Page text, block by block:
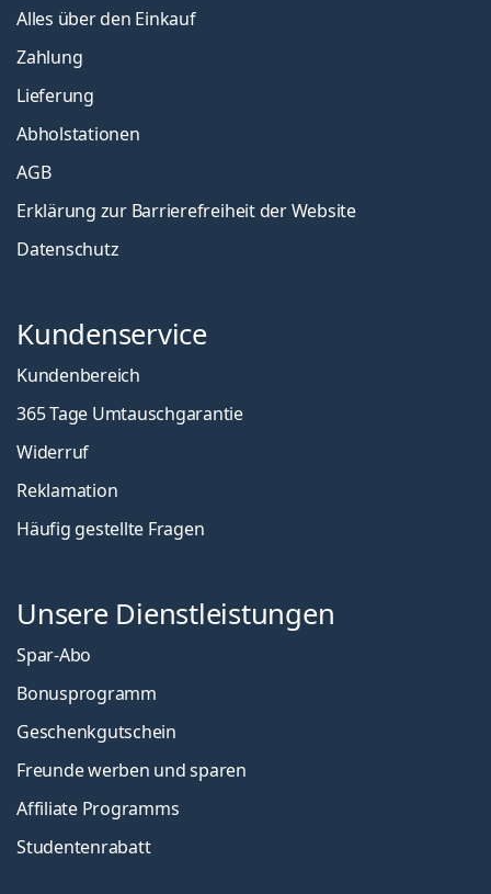
Alles über den Einkauf
Zahlung
Lieferung
Abholstationen
AGB
Erklärung zur Barrierefreiheit der Website
Datenschutz
Kundenservice
Kundenbereich
365 Tage Umtauschgarantie
Widerruf
Reklamation
Häufig gestellte Fragen
Unsere Dienstleistungen
Spar-Abo
Bonusprogramm
Geschenkgutschein
Freunde werben und sparen
Affiliate Programms
Studentenrabatt